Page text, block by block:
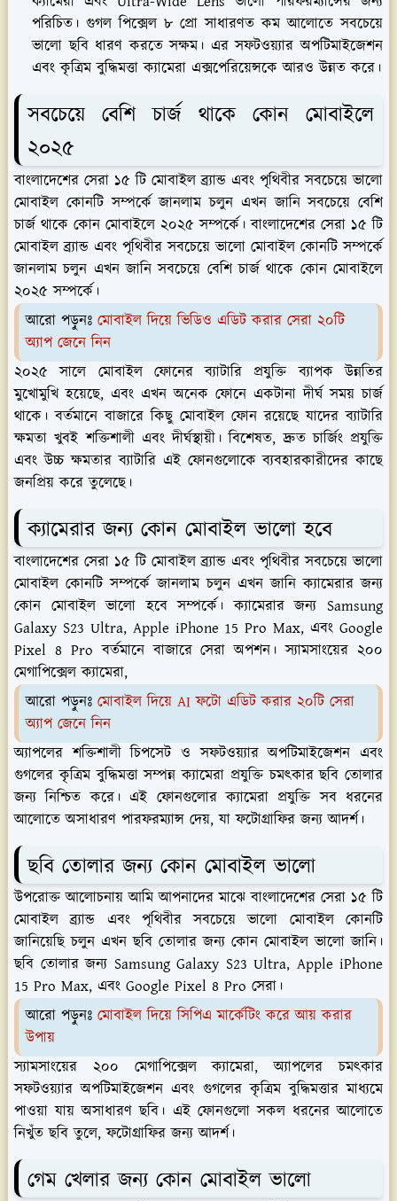
পরিচিত। গুগল পিক্সেল ৮ প্রো সাধারণত কম আলোতে সবচেয়ে
ভালো ছবি ধারণ করতে সক্ষম। এর সফটওয়্যার অপটিমাইজেশন
এবং কৃত্রিম বুদ্ধিমত্তা ক্যামেরা এক্সপেরিয়েন্সকে আরও উন্নত করে।
সবচেয়ে বেশি চার্জ থাকে কোন মোবাইলে
২০২৫
বাংলাদেশের সেরা ১৫ টি মোবাইল ব্র্যান্ড এবং পৃথিবীর সবচেয়ে ভালো
মোবাইল কোনটি সম্পর্কে জানলাম চলুন এখন জানি সবচেয়ে বেশি
চার্জ থাকে কোন মোবাইলে ২০২৫ সম্পর্কে। বাংলাদেশের সেরা ১৫ টি
মোবাইল ব্র্যান্ড এবং পৃথিবীর সবচেয়ে ভালো মোবাইল কোনটি সম্পর্কে
জানলাম চলুন এখন জানি সবচেয়ে বেশি চার্জ থাকে কোন মোবাইলে
২০২৫ সম্পর্কে।
আরো পড়ুনঃ মোবাইল দিয়ে ভিডিও এডিট করার সেরা ২০টি
অ‍্যাপ জেনে নিন
২০২৫ সালে মোবাইল ফোনের ব্যাটারি প্রযুক্তি ব্যাপক উন্নতির
মুখোমুখি হয়েছে, এবং এখন অনেক ফোনে একটানা দীর্ঘ সময় চার্জ
থাকে। বর্তমানে বাজারে কিছু মোবাইল ফোন রয়েছে যাদের ব্যাটারি
ক্ষমতা খুবই শক্তিশালী এবং দীর্ঘস্থায়ী। বিশেষত, দ্রুত চার্জিং প্রযুক্তি
এবং উচ্চ ক্ষমতার ব্যাটারি এই ফোনগুলোকে ব্যবহারকারীদের কাছে
জনপ্রিয় করে তুলেছে।
ক্যামেরার জন্য কোন মোবাইল ভালো হবে
বাংলাদেশের সেরা ১৫ টি মোবাইল ব্র্যান্ড এবং পৃথিবীর সবচেয়ে ভালো
মোবাইল কোনটি সম্পর্কে জানলাম চলুন এখন জানি ক্যামেরার জন্য
কোন মোবাইল ভালো হবে সম্পর্কে। ক্যামেরার জন্য Samsung
Galaxy S23 Ultra, Apple iPhone 15 Pro Max, এবং Google
Pixel 8 Pro বর্তমানে বাজারে সেরা অপশন। স্যামসাংয়ের ২০০
মেগাপিক্সেল ক্যামেরা,
আরো পড়ুনঃ মোবাইল দিয়ে AI ফটো এডিট করার ২০টি সেরা
অ‍্যাপ জেনে নিন
অ্যাপলের শক্তিশালী চিপসেট ও সফটওয়্যার অপটিমাইজেশন এবং
গুগলের কৃত্রিম বুদ্ধিমত্তা সম্পন্ন ক্যামেরা প্রযুক্তি চমৎকার ছবি তোলার
জন্য নিশ্চিত করে। এই ফোনগুলোর ক্যামেরা প্রযুক্তি সব ধরনের
আলোতে অসাধারণ পারফরম্যান্স দেয়, যা ফটোগ্রাফির জন্য আদর্শ।
ছবি তোলার জন্য কোন মোবাইল ভালো
উপরোক্ত আলোচনায় আমি আপনাদের মাঝে বাংলাদেশের সেরা ১৫ টি
মোবাইল ব্র্যান্ড এবং পৃথিবীর সবচেয়ে ভালো মোবাইল কোনটি
জানিয়েছি চলুন এখন ছবি তোলার জন্য কোন মোবাইল ভালো জানি।
ছবি তোলার জন্য Samsung Galaxy S23 Ultra, Apple iPhone
15 Pro Max, এবং Google Pixel 8 Pro সেরা।
আরো পড়ুনঃ মোবাইল দিয়ে সিপিএ মার্কেটিং করে আয় করার
উপায়
স্যামসাংয়ের ২০০ মেগাপিক্সেল ক্যামেরা, অ্যাপলের চমৎকার
সফটওয়্যার অপটিমাইজেশন এবং গুগলের কৃত্রিম বুদ্ধিমত্তার মাধ্যমে
পাওয়া যায় অসাধারণ ছবি। এই ফোনগুলো সকল ধরনের আলোতে
নিখুঁত ছবি তুলে, ফটোগ্রাফির জন্য আদর্শ।
গেম খেলার জন্য কোন মোবাইল ভালো